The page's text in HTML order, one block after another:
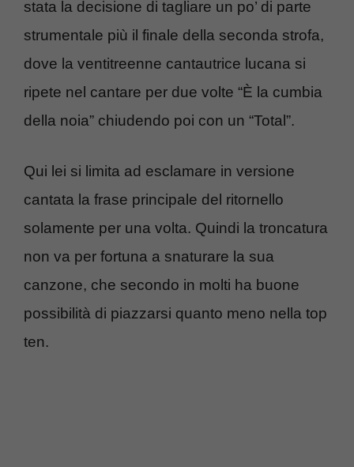
stata la decisione di tagliare un po’ di parte
strumentale più il finale della seconda strofa,
dove la ventitreenne cantautrice lucana si
ripete nel cantare per due volte “È la cumbia
della noia” chiudendo poi con un “Total”.
Qui lei si limita ad esclamare in versione
cantata la frase principale del ritornello
solamente per una volta. Quindi la troncatura
non va per fortuna a snaturare la sua
canzone, che secondo in molti ha buone
possibilità di piazzarsi quanto meno nella top
ten.